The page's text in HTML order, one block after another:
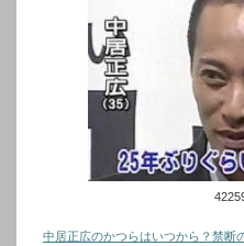
中居正広のかつらはいつから？禁断